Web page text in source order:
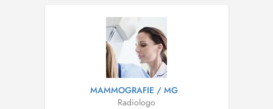
MAMMOGRAFIE / MG
Radiologo